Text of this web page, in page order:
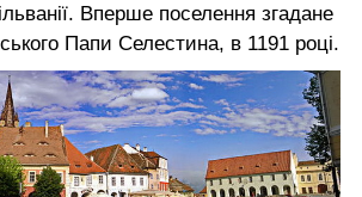
Вперше поселення згадане
Папи Селестина, в 1191 році.